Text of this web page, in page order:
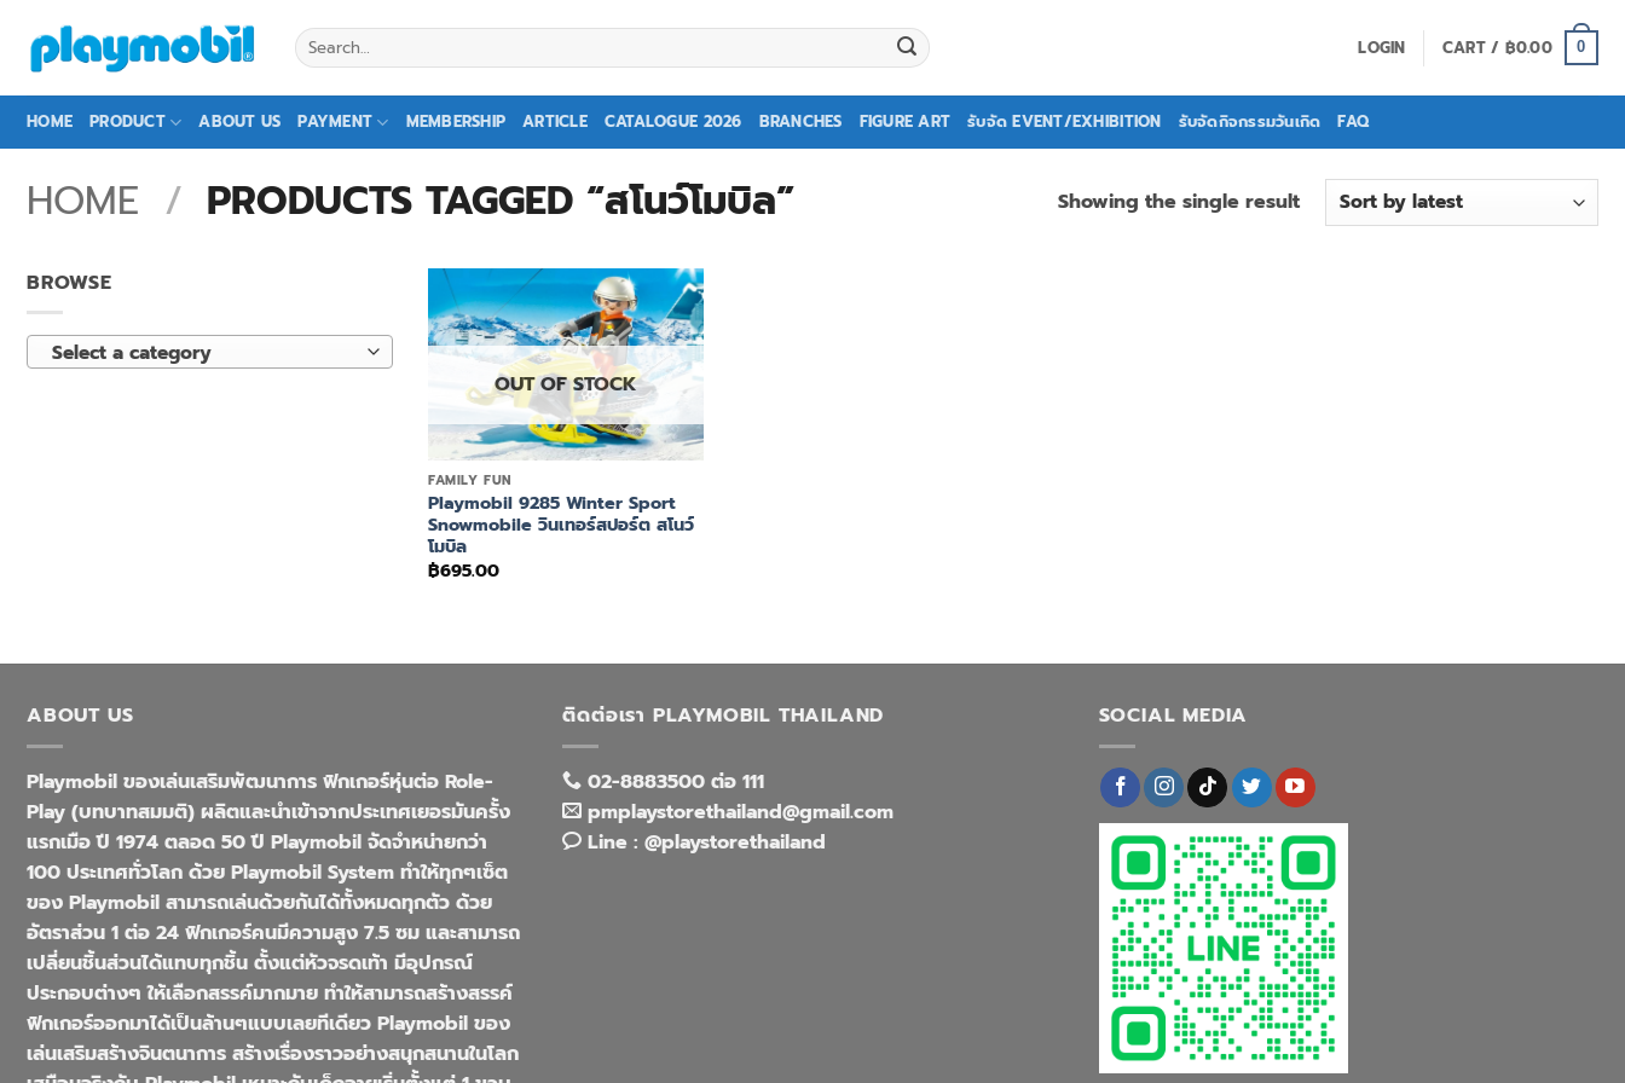
content
Search
for:
LOGIN CART / ฿0.00 0
HOME PRODUCT ABOUT US PAYMENT MEMBERSHIP ARTICLE CATALOGUE 2026 BRANCHES FIGURE ART รับจัด EVENT/EXHIBITION รับจัดกิจกรรมวันเกิด FAQ
HOME / PRODUCTS TAGGED “สโนว์โมบิล” Showing the single result
BROWSE
Select a category
+
OUT OF STOCK
FAMILY FUN
Playmobil 9285 Winter Sport
Snowmobile วินเทอร์สปอร์ต สโนว์
โมบิล
฿695.00
ABOUT US
Playmobil ของเล่นเสริมพัฒนาการ ฟิกเกอร์หุ่นต่อ Role-
Play (บทบาทสมมติ) ผลิตและนำเข้าจากประเทศเยอรมันครั้ง
แรกเมือ ปี 1974 ตลอด 50 ปี Playmobil จัดจำหน่ายกว่า
100 ประเทศทั่วโลก ด้วย Playmobil System ทำให้ทุกๆเซ็ต
ของ Playmobil สามารถเล่นด้วยกันได้ทั้งหมดทุกตัว ด้วย
อัตราส่วน 1 ต่อ 24 ฟิกเกอร์คนมีความสูง 7.5 ซม และสามารถ
เปลี่ยนชิ้นส่วนได้แทบทุกชิ้น ตั้งแต่หัวจรดเท้า มีอุปกรณ์
ประกอบต่างๆ ให้เลือกสรรค์มากมาย ทำให้สามารถสร้างสรรค์
ฟิกเกอร์ออกมาได้เป็นล้านๆแบบเลยทีเดียว Playmobil ของ
เล่นเสริมสร้างจินตนาการ สร้างเรื่องราวอย่างสนุกสนานในโลก
ติดต่อเรา PLAYMOBIL THAILAND
02-8883500 ต่อ 111
pmplaystorethailand@gmail.com
Line : @playstorethailand
SOCIAL MEDIA